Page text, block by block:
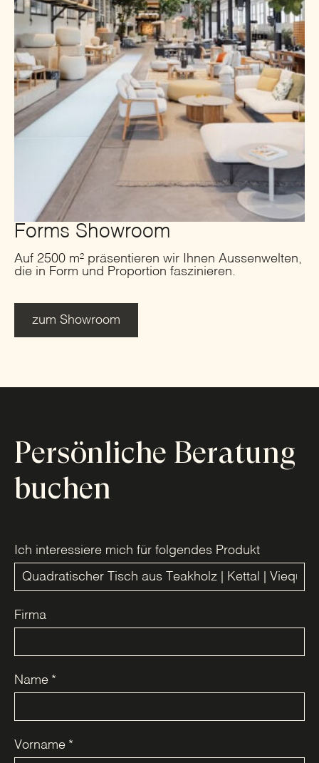
Forms Showroom
Auf 2500 m² präsentieren wir Ihnen Aussenwelten,
die in Form und Proportion faszinieren.
zum Showroom
Persönliche Beratung
buchen
Ich interessiere mich für folgendes Produkt
Firma
Name *
Vorname *